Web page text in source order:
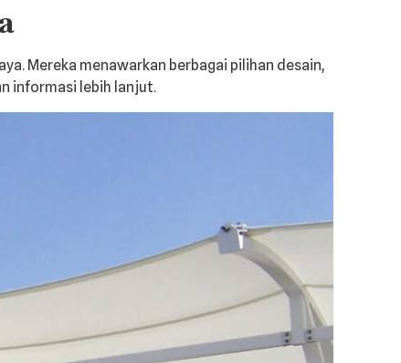
Mereka menawarkan berbagai pilihan desain,
informasi lebih lanjut.